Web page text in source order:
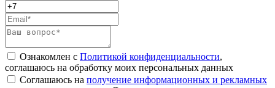
Ознакомлен с Политикой конфиденциальности,
соглашаюсь на обработку моих персональных данных
Соглашаюсь на получение информационных и рекламных